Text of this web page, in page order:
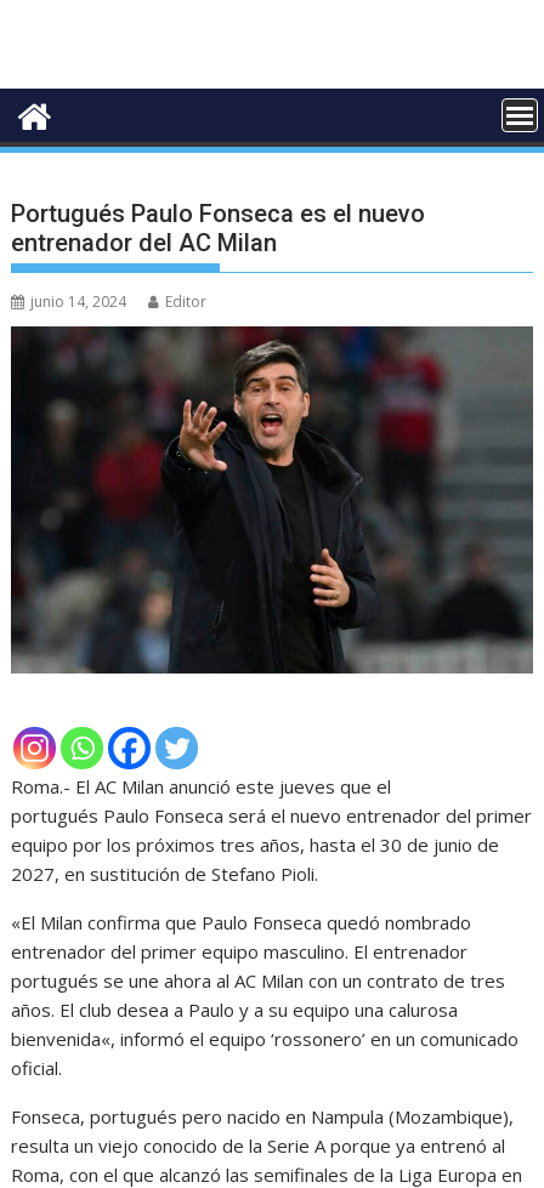
Portugués Paulo Fonseca es el nuevo
entrenador del AC Milan
junio 14, 2024 Editor
Roma.- El AC Milan anunció este jueves que el
portugués Paulo Fonseca será el nuevo entrenador del primer
equipo por los próximos tres años, hasta el 30 de junio de
2027, en sustitución de Stefano Pioli.
«El Milan confirma que Paulo Fonseca quedó nombrado
entrenador del primer equipo masculino. El entrenador
portugués se une ahora al AC Milan con un contrato de tres
años. El club desea a Paulo y a su equipo una calurosa
bienvenida«, informó el equipo ‘rossonero’ en un comunicado
oficial.
Fonseca, portugués pero nacido en Nampula (Mozambique),
resulta un viejo conocido de la Serie A porque ya entrenó al
Roma, con el que alcanzó las semifinales de la Liga Europa en